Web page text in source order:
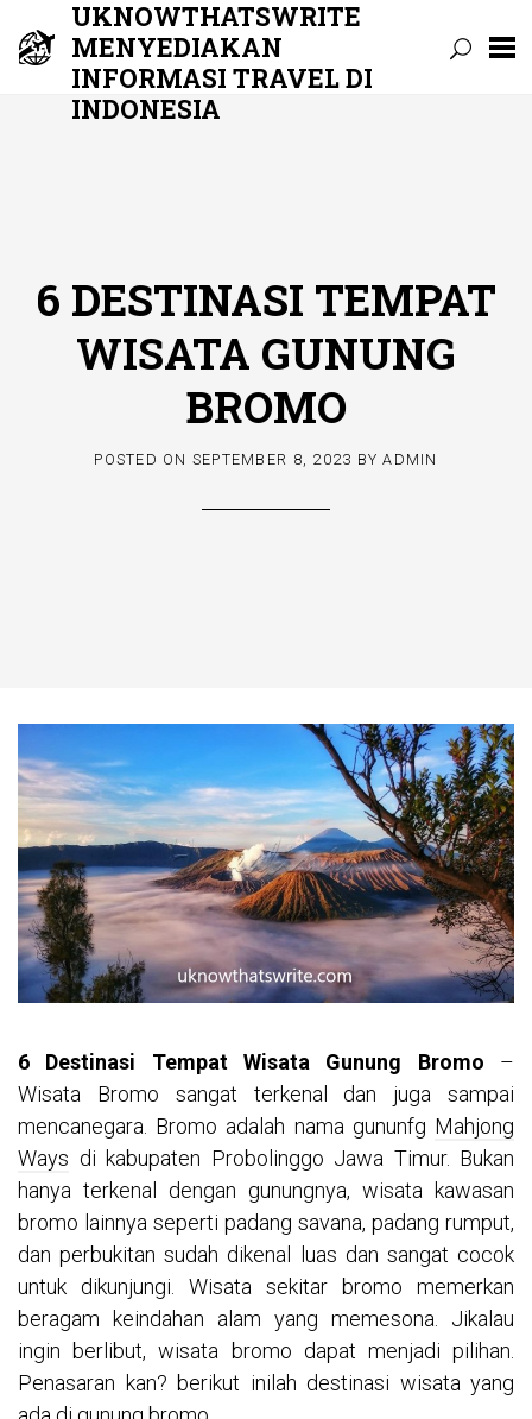
UKNOWTHATSWRITE
MENYEDIAKAN
INFORMASI TRAVEL DI
INDONESIA
6 DESTINASI TEMPAT
WISATA GUNUNG
BROMO
POSTED ON SEPTEMBER 8, 2023 BYADMIN
6 Destinasi Tempat Wisata Gunung Bromo –
Wisata Bromo sangat terkenal dan juga sampai
mencanegara. Bromo adalah nama gununfg Mahjong
Ways di kabupaten Probolinggo Jawa Timur. Bukan
hanya terkenal dengan gunungnya, wisata kawasan
bromo lainnya seperti padang savana, padang rumput,
dan perbukitan sudah dikenal luas dan sangat cocok
untuk dikunjungi. Wisata sekitar bromo memerkan
beragam keindahan alam yang memesona. Jikalau
ingin berlibut, wisata bromo dapat menjadi pilihan.
Penasaran kan? berikut inilah destinasi wisata yang